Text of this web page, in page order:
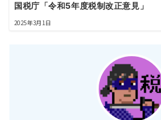
国税庁「令和5年度税制改正意見」
2025年3月1日